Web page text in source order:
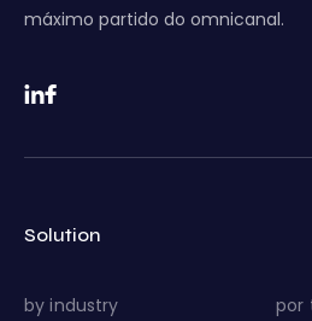
máximo partido do omnicanal.
Solution
by industry por